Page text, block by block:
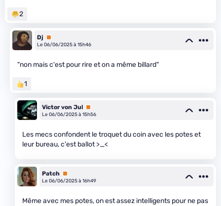
2
Dj
Premium
Le 06/06/2025 à 15h46
"non mais c'est pour rire et on a même billard"
1
Victor von Jul Premium
Le 06/06/2025 à 15h56
Les mecs confondent le troquet du coin avec les potes et
leur bureau, c'est ballot >_<
Patch Premium
Le 06/06/2025 à 16h49
Même avec mes potes, on est assez intelligents pour ne pas